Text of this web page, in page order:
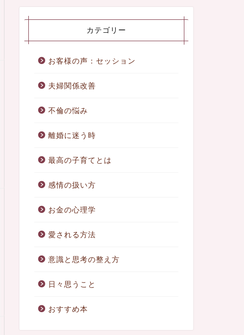
カテゴリー
お客様の声：セッション
夫婦関係改善
不倫の悩み
離婚に迷う時
最高の子育てとは
感情の扱い方
お金の心理学
愛される方法
意識と思考の整え方
日々思うこと
おすすめ本